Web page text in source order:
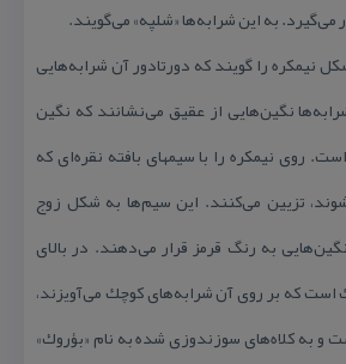
می‌گیرد. به این شرابه‌ها «شلپه» می‌گویند.
نیمكره را گویند كه دورتادور آن شرابه‌هایی
نگین‌هایی از عقیق می‌نشانند كه نگین
روی نیمكره را با سیمهای بافته نقره‌ای كه
تزیین می‌كنند. این سیم‌ها به شكل زوج
به رنگ قرمز قرار می‌دهند. در بالای
است كه بر روی آن شرابه‌های كوچك می‌آویزند،
و به كلاه‌های سوزندوزی شده به نام «بؤروك»